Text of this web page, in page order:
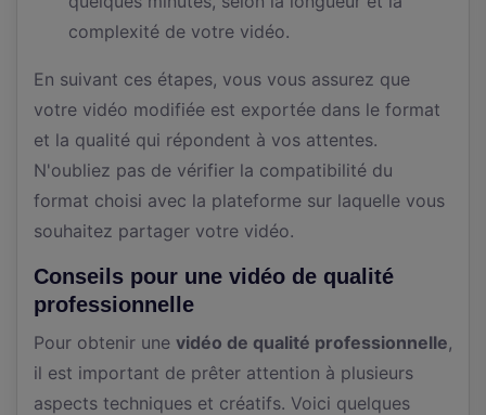
complexité de votre vidéo.
En suivant ces étapes, vous vous assurez que
votre vidéo modifiée est exportée dans le format
et la qualité qui répondent à vos attentes.
N'oubliez pas de vérifier la compatibilité du
format choisi avec la plateforme sur laquelle vous
souhaitez partager votre vidéo.
Conseils pour une vidéo de qualité
professionnelle
Pour obtenir une vidéo de qualité professionnelle,
il est important de prêter attention à plusieurs
aspects techniques et créatifs. Voici quelques